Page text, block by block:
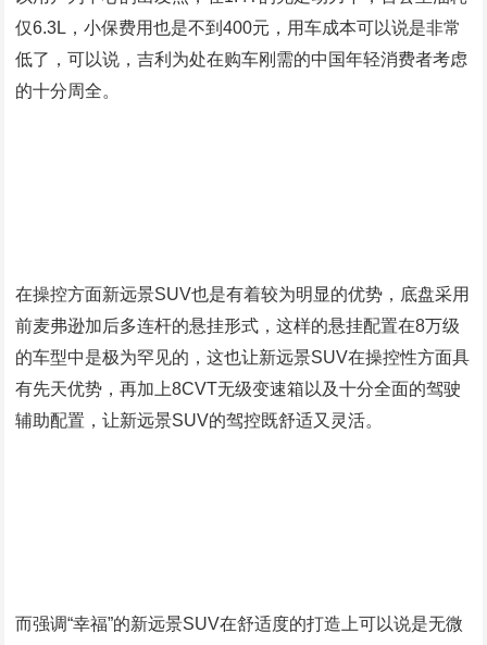
仅6.3L，小保费用也是不到400元，用车成本可以说是非常
低了，可以说，吉利为处在购车刚需的中国年轻消费者考虑
的十分周全。
在操控方面新远景SUV也是有着较为明显的优势，底盘采用
前麦弗逊加后多连杆的悬挂形式，这样的悬挂配置在8万级
的车型中是极为罕见的，这也让新远景SUV在操控性方面具
有先天优势，再加上8CVT无级变速箱以及十分全面的驾驶
辅助配置，让新远景SUV的驾控既舒适又灵活。
而强调“幸福”的新远景SUV在舒适度的打造上可以说是无微